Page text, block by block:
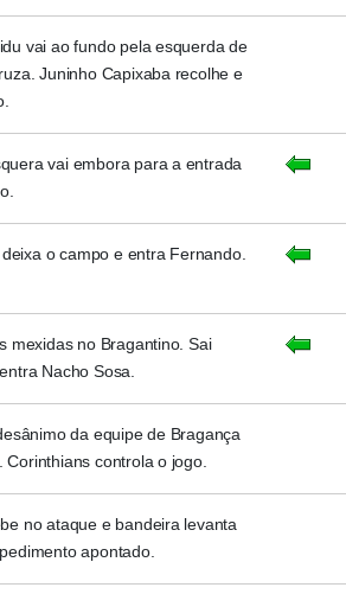
vai ao fundo pela esquerda de
Juninho Capixaba recolhe e
vai embora para a entrada
deixa o campo e entra Fernando.
mexidas no Bragantino. Sai
Nacho Sosa.
da equipe de Bragança
Corinthians controla o jogo.
no ataque e bandeira levanta
apontado.